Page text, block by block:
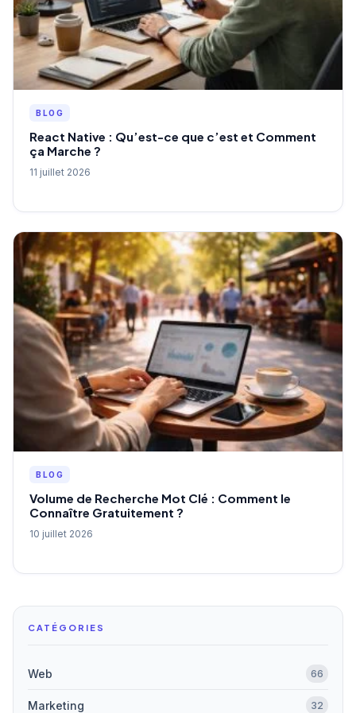
BLOG
React Native : Qu’est-ce que c’est et Comment
ça Marche ?
11 juillet 2026
BLOG
Volume de Recherche Mot Clé : Comment le
Connaître Gratuitement ?
10 juillet 2026
CATÉGORIES
Web 66
Marketing 32